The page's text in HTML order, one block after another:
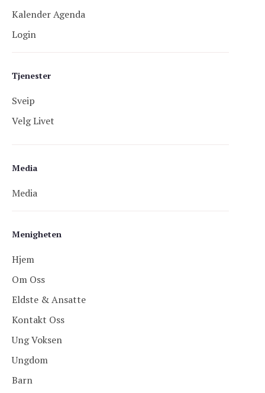
Menigheten
Hjem
Om Oss
Eldste & Ansatte
Kontakt Oss
Ung Voksen
Ungdom
Barn
Tjenester
Sveip
Velg Livet
Media
Media
Kalender Agenda
Login